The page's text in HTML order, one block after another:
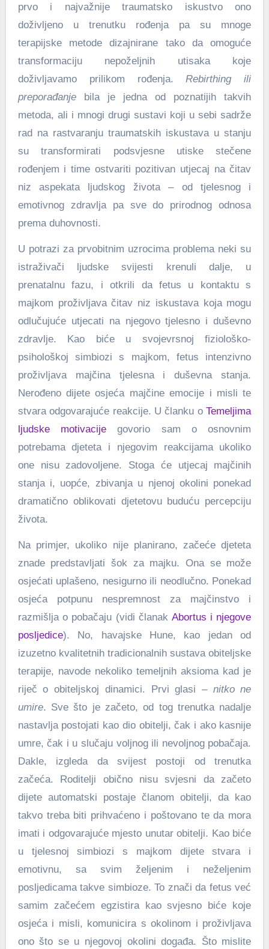
prvo i najvažnije traumatsko iskustvo ono
doživljeno u trenutku rođenja pa su mnoge
terapijske metode dizajnirane tako da omoguće
transformaciju nepoželjnih utisaka koje
doživljavamo prilikom rođenja.Rebirthing ili
preporađanjebila je jedna od poznatijih takvih
metoda, ali i mnogi drugi sustavi koji u sebi sadrže
rad na rastvaranju traumatskih iskustava u stanju
su transformirati podsvjesne utiske stečene
rođenjem i time ostvariti pozitivan utjecaj na čitav
niz aspekata ljudskog života – od tjelesnog i
emotivnog zdravlja pa sve do prirodnog odnosa
prema duhovnosti.
U potrazi za prvobitnim uzrocima problema neki su
istraživači ljudske svijesti krenuli dalje, u
prenatalnu fazu, i otkrili da fetus u kontaktu s
majkom proživljava čitav niz iskustava koja mogu
odlučujuće utjecati na njegovo tjelesno i duševno
zdravlje. Kao biće u svojevrsnoj fiziološko-
psihološkoj simbiozi s majkom, fetus intenzivno
proživljava majčina tjelesna i duševna stanja.
Nerođeno dijete osjeća majčine emocije i misli te
stvara odgovarajuće reakcije. U članku oTemeljima
ljudske motivacije govorio sam o osnovnim
potrebama djeteta i njegovim reakcijama ukoliko
one nisu zadovoljene. Stoga će utjecaj majčinih
stanja i, uopće, zbivanja u njenoj okolini ponekad
dramatično oblikovati djetetovu buduću percepciju
života.
Na primjer, ukoliko nije planirano, začeće djeteta
znade predstavljati šok za majku. Ona se može
osjećati uplašeno, nesigurno ili neodlučno. Ponekad
osjeća potpunu nespremnost za majčinstvo i
razmišlja o pobačaju (vidi članak Abortus i njegove
posljedice). No, havajske Hune, kao jedan od
izuzetno kvalitetnih tradicionalnih sustava obiteljske
terapije, navode nekoliko temeljnih aksioma kad je
riječ o obiteljskoj dinamici. Prvi glasi – nitko ne
umire. Sve što je začeto, od tog trenutka nadalje
nastavlja postojati kao dio obitelji, čak i ako kasnije
umre, čak i u slučaju voljnog ili nevoljnog pobačaja.
Dakle, izgleda da svijest postoji od trenutka
začeća. Roditelji obično nisu svjesni da začeto
dijete automatski postaje članom obitelji, da kao
takvo treba biti prihvaćeno i poštovano te da mora
imati i odgovarajuće mjesto unutar obitelji. Kao biće
u tjelesnoj simbiozi s majkom dijete stvara i
emotivnu, sa svim željenim i neželjenim
posljedicama takve simbioze. To znači da fetus već
samim začećem egzistira kao svjesno biće koje
osjeća i misli, komunicira s okolinom i proživljava
ono što se u njegovoj okolini događa. Što mislite